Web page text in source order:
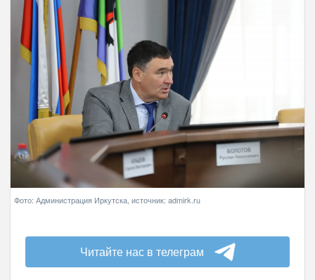
Фото: Администрация Иркутска, источник: admirk.ru
Читайте нас в телеграм